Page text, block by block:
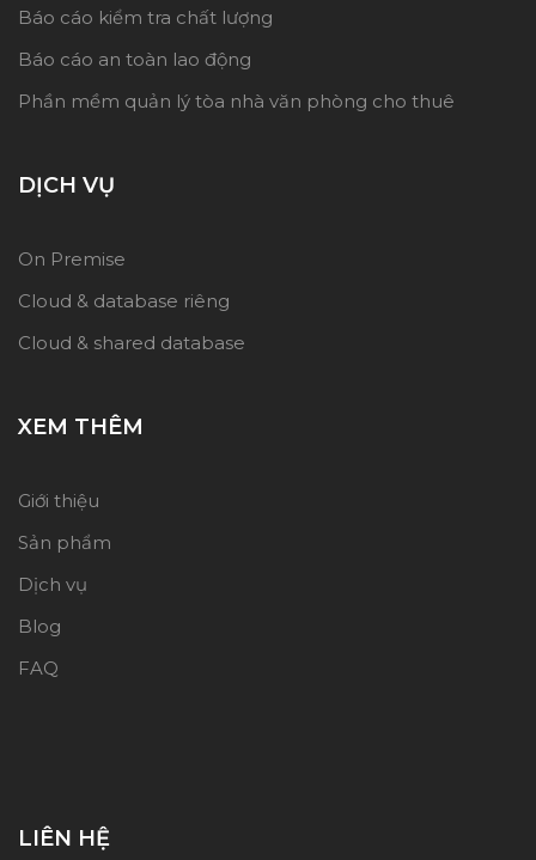
Báo cáo kiểm tra chất lượng
Báo cáo an toàn lao động
Phần mềm quản lý tòa nhà văn phòng cho thuê
DỊCH VỤ
On Premise
Cloud & database riêng
Cloud & shared database
XEM THÊM
Giới thiệu
Sản phẩm
Dịch vụ
Blog
FAQ
LIÊN HỆ